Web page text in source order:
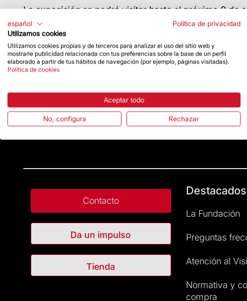
La exposición se podrá visitar hasta el próximo 9 de
Contacto
Da un impulso
Tienda
Destacados
La Fundación
Preguntas
Atención al
Normativa y
compra
español
Política de privacidad
Utilizamos cookies
Utilizamos cookies propias y de terceros para analizar el uso del sitio web y
mostrarle publicidad relacionada con tus preferencias sobre la base de un perfil
elaborado a partir de tus hábitos de navegación (por ejemplo, páginas visitadas).
Política de cookies
Aceptar todo
No, configura Rechazar